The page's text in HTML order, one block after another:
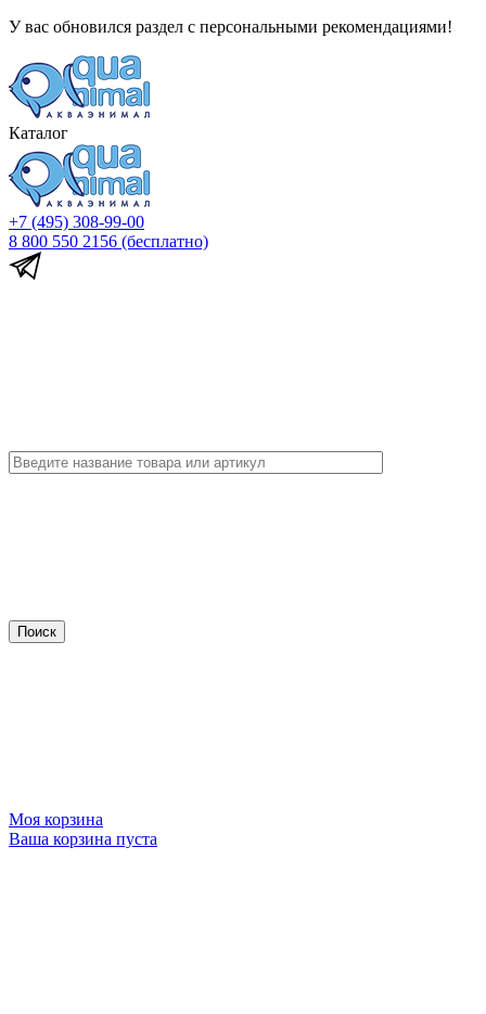
У вас обновился раздел с персональными рекомендациями!
Каталог
+7 (495) 308-99-00
8 800 550 2156 (бесплатно)
Моя корзина
Ваша корзина пуста